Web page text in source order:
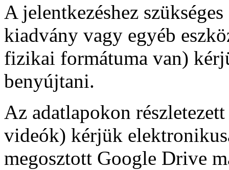
A jelentkezéshez
kiadvány vagy egyéb
fizikai formátuma van)
benyújtani.
Az adatlapokon
videók) kérjük
megosztott Google Drive